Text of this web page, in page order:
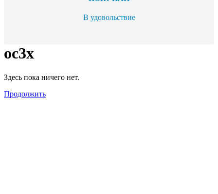
В удовольствие
oc3x
Здесь пока ничего нет.
Продолжить